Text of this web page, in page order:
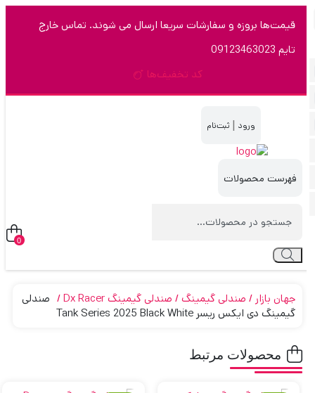
قیمت‌ها بروزه و سفارشات سریعا ارسال می شوند. تماس خارج
تایم 09123463023
کد تخفیف‌ها
|
جهان بازار صندلی گیمینگ صندلی گیمینگ Dx Racer
صندلی
گیمینگ دی ایکس ریسر Tank Series 2025 Black White
محصولات مرتبط